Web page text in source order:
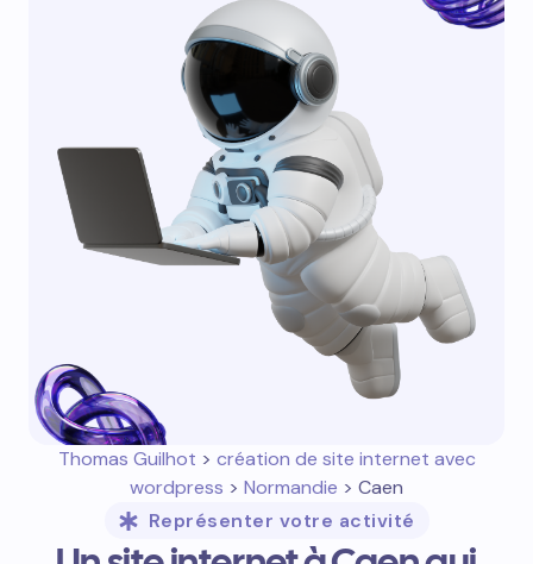
Thomas Guilhot > création de site internet avec
wordpress > Normandie > Caen
Représenter votre activité